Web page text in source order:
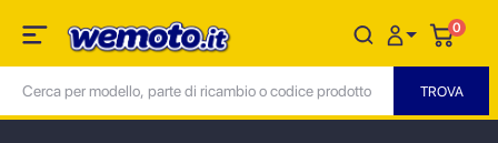
0